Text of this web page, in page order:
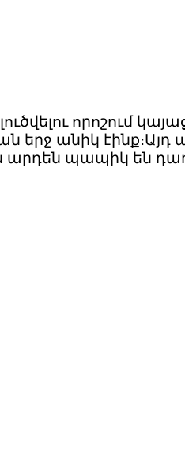
որոշում
երջ անիկ
պապիկ են